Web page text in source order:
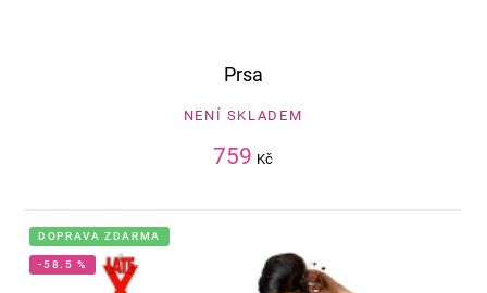
Prsa
NENÍ SKLADEM
759 Kč
DOPRAVA ZDARMA
-58.5 %